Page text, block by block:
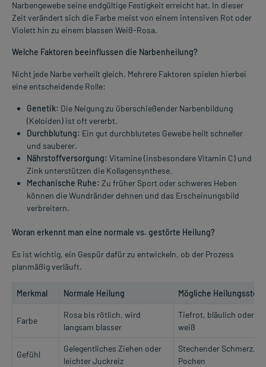
Narbengewebe seine endgültige Festigkeit erreicht hat. In dieser
Zeit verändert sich die Farbe meist von einem intensiven Rot oder
Violett hin zu einem blassen Weiß-Rosa.
Welche Faktoren beeinflussen die Narbenheilung?
Nicht jede Narbe verheilt gleich. Mehrere Faktoren spielen hierbei
eine entscheidende Rolle:
Genetik: Die Neigung zu überschießender Narbenbildung
(Keloiden) ist oft vererbt.
Durchblutung: Ein gut durchblutetes Gewebe heilt schneller
und sauberer.
Nährstoffversorgung: Vitamine (insbesondere Vitamin C) und
Zink unterstützen die Kollagensynthese.
Mechanische Ruhe: Zu früher Sport oder schweres Heben
können die Wundränder dehnen und das Erscheinungsbild
verbreitern.
Woran erkennt man eine normale vs. gestörte Heilung?
Es ist wichtig, ein Gespür dafür zu entwickeln, ob der Prozess
planmäßig verläuft.
Merkmal Normale Heilung Mögliche
Farbe
Rosa bis rötlich, wird
langsam blasser
Tiefrot, bläulich oder
weiß
Gefühl
Gelegentliches Ziehen oder
leichter Juckreiz
Stechender Schmerz,
Pochen